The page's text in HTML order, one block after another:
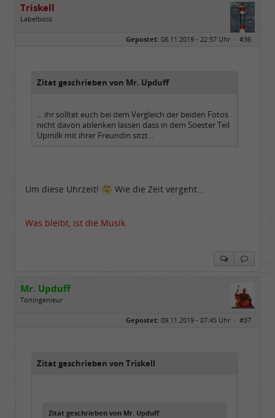
Triskell
Labelboss
Gepostet: 08.11.2019 - 22:57 Uhr · #36
Zitat geschrieben von Mr. Upduff
... ihr solltet euch bei dem Vergleich der beiden Fotos
nicht davon ablenken lassen dass in dem Soester Teil
Upmilk mit ihrer Freundin sitzt...
Um diese Uhrzeit! Wie die Zeit vergeht...
Was bleibt, ist die Musik.
Mr. Upduff
Toningenieur
BasemountainhomeGepostet: 09.11.2019 - 07:45 Uhr · #37
Zitat geschrieben von Triskell
Zitat geschrieben von Mr. Upduff